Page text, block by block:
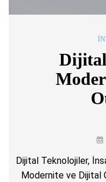
Dijital Teknolojiler,
Modernite ve Dijital